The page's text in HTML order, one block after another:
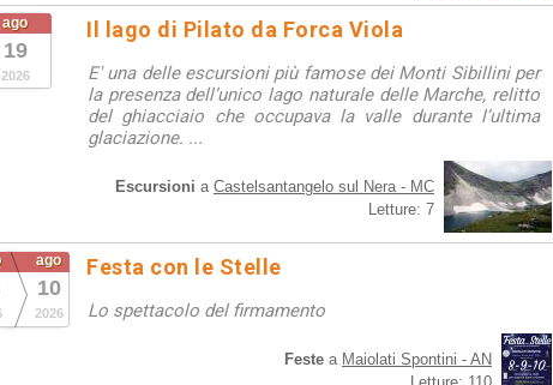
ago
19
2026
Il lago di Pilato da Forca Viola
E' una delle escursioni più famose dei Monti Sibillini per
la presenza dell’unico lago naturale delle Marche, relitto
del ghiacciaio che occupava la valle durante l’ultima
glaciazione. ...
Escursioni a Castelsantangelo sul Nera - MC
Letture: 7
ago
10
2026
Festa con le Stelle
Lo spettacolo del firmamento
Feste a Maiolati Spontini - AN